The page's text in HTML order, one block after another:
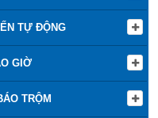
TỰ ĐỘNG
GIỜ
TRỘM